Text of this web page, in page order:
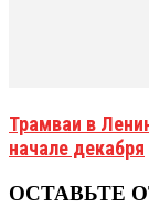
Трамваи в
начале декабря
ОСТАВЬТЕ